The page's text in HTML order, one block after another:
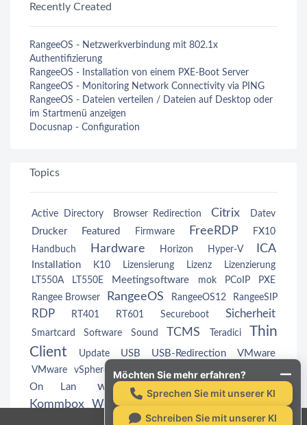
Recently Created
RangeeOS - Netzwerkverbindung mit 802.1x
Authentifizierung
RangeeOS - Installation von einem PXE-Boot Server
RangeeOS - Monitoring Network Connectivity via PING
RangeeOS - Dateien verteilen / Dateien auf Desktop oder
im Startmenü anzeigen
Docusnap - Configuration
Topics
Active Directory Browser Redirection Citrix Datev
Drucker Featured Firmware FreeRDP
FX10
Handbuch
Hardware Horizon Hyper-V ICA
Installation K10 Lizensierung Lizenz
Lizenzierung
LT550A
LT550E Meetingsoftware mok PCoIP
PXE
Rangee Browser
RangeeOS RangeeOS12 RangeeSIP
RDP RT401 RT601 Secureboot Sicherheit
Smartcard Software Sound TCMS Teradici
Thin
Client
Update USB USB-Redirection VMware
VMware vSphere VMwareView VMwareView
On Lan
webcam
Kommbox
Workspace App
Möchten Sie mehr erfahren?
Sprechen Sie mit unserer KI
Schreiben Sie mit unserer KI